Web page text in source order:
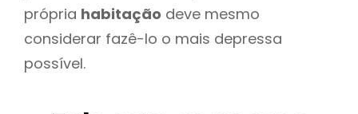
própria habitação deve mesmo
considerar fazê-lo o mais depressa
possível.